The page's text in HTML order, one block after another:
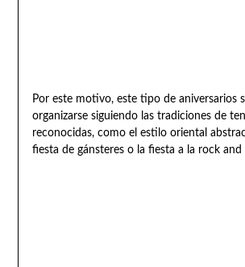
Por este motivo, este tipo de aniversarios
organizarse siguiendo las tradiciones de
reconocidas, como el estilo oriental
fiesta de gánsteres o la fiesta a la rock and